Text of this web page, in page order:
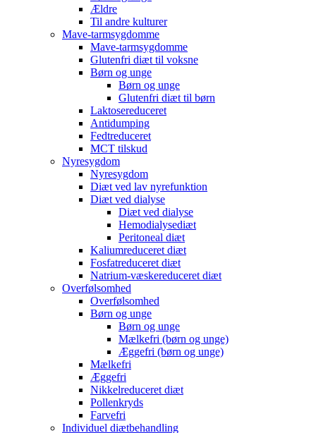
Ældre
Til andre kulturer
Mave-tarmsygdomme
Mave-tarmsygdomme
Glutenfri diæt til voksne
Børn og unge
Børn og unge
Glutenfri diæt til børn
Laktosereduceret
Antidumping
Fedtreduceret
MCT tilskud
Nyresygdom
Nyresygdom
Diæt ved lav nyrefunktion
Diæt ved dialyse
Diæt ved dialyse
Hemodialysediæt
Peritoneal diæt
Kaliumreduceret diæt
Fosfatreduceret diæt
Natrium-væskereduceret diæt
Overfølsomhed
Overfølsomhed
Børn og unge
Børn og unge
Mælkefri (børn og unge)
Æggefri (børn og unge)
Mælkefri
Æggefri
Nikkelreduceret diæt
Pollenkryds
Farvefri
Individuel diætbehandling